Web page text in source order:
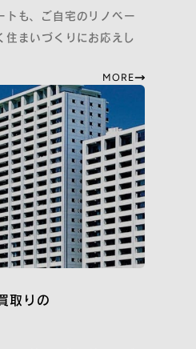
トも、ご自宅のリノベー
住まいづくりにお応えし
MORE
取りの